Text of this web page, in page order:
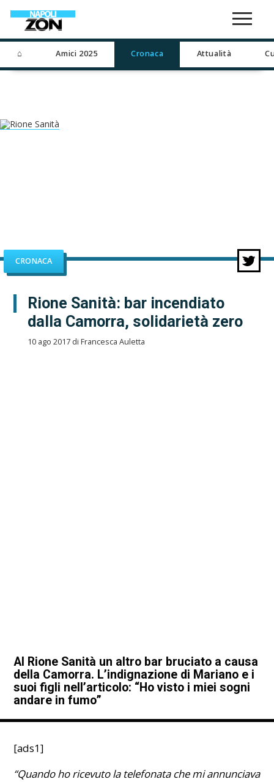
⌂ Amici 2025 Cronaca Attualità
CRONACA
Rione Sanità: bar incendiato
dalla Camorra, solidarietà zero
10 ago 2017 di Francesca Auletta
Al Rione Sanità un altro bar bruciato a causa
della Camorra. L’indignazione di Mariano e i
suoi figli nell’articolo: “Ho visto i miei sogni
andare in fumo”
[ads1]
“Quando ho ricevuto la telefonata che mi annunciava